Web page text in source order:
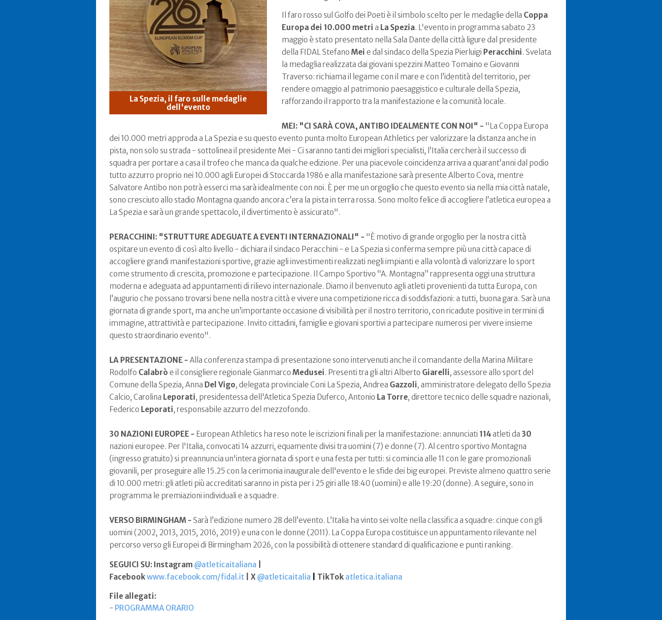
La Spezia, il faro sulle medaglie
dell'evento
Il faro rosso sul Golfo dei Poeti è il simbolo scelto per le medaglie della Coppa
Europa dei 10.000 metri a La Spezia. L'evento in programma sabato 23
maggio è stato presentato nella Sala Dante della città ligure dal presidente
della FIDAL Stefano Mei e dal sindaco della Spezia Pierluigi Peracchini. Svelata
la medaglia realizzata dai giovani spezzini Matteo Tomaino e Giovanni
Traverso: richiama il legame con il mare e con l’identità del territorio, per
rendere omaggio al patrimonio paesaggistico e culturale della Spezia,
rafforzando il rapporto tra la manifestazione e la comunità locale.
MEI: "CI SARÀ COVA, ANTIBO IDEALMENTE CON NOI" - "La Coppa Europa
dei 10.000 metri approda a La Spezia e su questo evento punta molto European Athletics per valorizzare la distanza anche in
pista, non solo su strada - sottolinea il presidente Mei - Ci saranno tanti dei migliori specialisti, l’Italia cercherà il successo di
squadra per portare a casa il trofeo che manca da qualche edizione. Per una piacevole coincidenza arriva a quarant’anni dal podio
tutto azzurro proprio nei 10.000 agli Europei di Stoccarda 1986 e alla manifestazione sarà presente Alberto Cova, mentre
Salvatore Antibo non potrà esserci ma sarà idealmente con noi. È per me un orgoglio che questo evento sia nella mia città natale,
sono cresciuto allo stadio Montagna quando ancora c’era la pista in terra rossa. Sono molto felice di accogliere l’atletica europea a
La Spezia e sarà un grande spettacolo, il divertimento è assicurato".
PERACCHINI: "STRUTTURE ADEGUATE A EVENTI INTERNAZIONALI" - "È motivo di grande orgoglio per la nostra città
ospitare un evento di così alto livello - dichiara il sindaco Peracchini - e La Spezia si conferma sempre più una città capace di
accogliere grandi manifestazioni sportive, grazie agli investimenti realizzati negli impianti e alla volontà di valorizzare lo sport
come strumento di crescita, promozione e partecipazione. Il Campo Sportivo “A. Montagna” rappresenta oggi una struttura
moderna e adeguata ad appuntamenti di rilievo internazionale. Diamo il benvenuto agli atleti provenienti da tutta Europa, con
l’augurio che possano trovarsi bene nella nostra città e vivere una competizione ricca di soddisfazioni: a tutti, buona gara. Sarà una
giornata di grande sport, ma anche un’importante occasione di visibilità per il nostro territorio, con ricadute positive in termini di
immagine, attrattività e partecipazione. Invito cittadini, famiglie e giovani sportivi a partecipare numerosi per vivere insieme
questo straordinario evento".
LA PRESENTAZIONE - Alla conferenza stampa di presentazione sono intervenuti anche il comandante della Marina Militare
Rodolfo Calabrò e il consigliere regionale Gianmarco Medusei. Presenti tra gli altri Alberto Giarelli, assessore allo sport del
Comune della Spezia, Anna Del Vigo, delegata provinciale Coni La Spezia, Andrea Gazzoli, amministratore delegato dello Spezia
Calcio, Carolina Leporati, presidentessa dell'Atletica Spezia Duferco, Antonio La Torre, direttore tecnico delle squadre nazionali,
Federico Leporati, responsabile azzurro del mezzofondo.
30 NAZIONI EUROPEE - European Athletics ha reso note le iscrizioni finali per la manifestazione: annunciati 114atleti da 30
nazioni europee. Per l'Italia, convocati 14 azzurri, equamente divisi tra uomini (7) e donne (7). Al centro sportivo Montagna
(ingresso gratuito) si preannuncia un'intera giornata di sport e una festa per tutti: si comincia alle 11 con le gare promozionali
giovanili, per proseguire alle 15.25 con la cerimonia inaugurale dell'evento e le sfide dei big europei. Previste almeno quattro serie
di 10.000 metri: gli atleti più accreditati saranno in pista per i 25 giri alle 18:40 (uomini) e alle 19:20 (donne). A seguire, sono in
programma le premiazioni individuali e a squadre.
VERSO BIRMINGHAM - Sarà l’edizione numero 28 dell’evento. L’Italia ha vinto sei volte nella classifica a squadre: cinque con gli
uomini (2002, 2013, 2015, 2016, 2019) e una con le donne (2011). La Coppa Europa costituisce un appuntamento rilevante nel
percorso verso gli Europei di Birmingham 2026, con la possibilità di ottenere standard di qualificazione e punti ranking.
SEGUICI SU: Instagram @atleticaitaliana
Facebookwww.facebook.com/fidal.it | X @atleticaitalia TikTok atletica.italiana
File allegati:
- PROGRAMMA ORARIO